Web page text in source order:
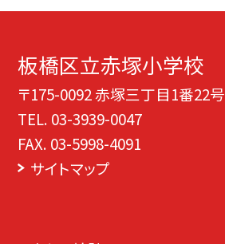
板橋区立赤塚小学校
〒175-0092 赤塚三丁目1番22号
TEL. 03-3939-0047
FAX. 03-5998-4091
サイトマップ